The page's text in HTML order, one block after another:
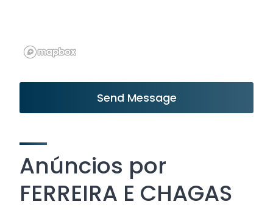
Send Message
Anúncios por
FERREIRA E CHAGAS